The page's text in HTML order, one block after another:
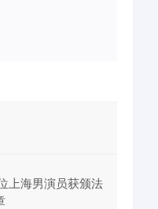
上海男演员获颁法